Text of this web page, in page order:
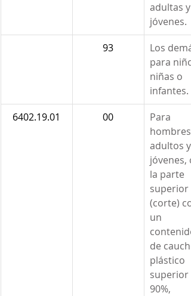
adultas y
jóvenes.
93
Los
para
niñas o
infantes.
6402.19.01
00
Para
hombres,
adultos y
jóvenes,
la parte
superior
(corte)
un
contenido
de
plástico
superior
90%,